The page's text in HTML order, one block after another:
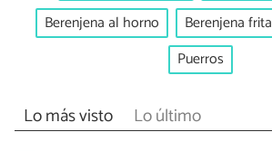
Berenjena al horno
Berenjena frita
Puerros
Lo más visto Lo último